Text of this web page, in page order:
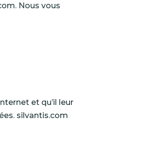
Nous vous
et qu’il leur
silvantis.com